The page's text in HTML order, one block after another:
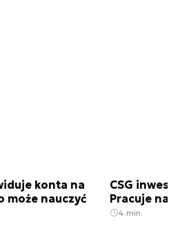
konta na
może nauczyć
CSG
Pracuje
4 min.